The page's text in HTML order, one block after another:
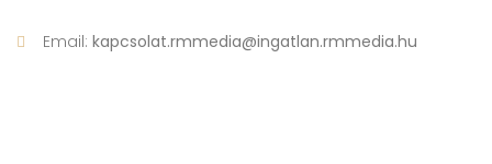
Email: kapcsolat.rmmedia@ingatlan.rmmedia.hu